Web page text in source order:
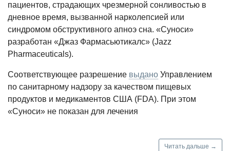
пациентов, страдающих чрезмерной сонливостью в
дневное время, вызванной нарколепсией или
синдромом обструктивного апноэ сна. «Суноси»
разработан «Джаз Фармасьютикалс» (Jazz
Pharmaceuticals).
Соответствующее разрешение выдано Управлением
по санитарному надзору за качеством пищевых
продуктов и медикаментов США (FDA). При этом
«Суноси» не показан для лечения
Читать дальше →